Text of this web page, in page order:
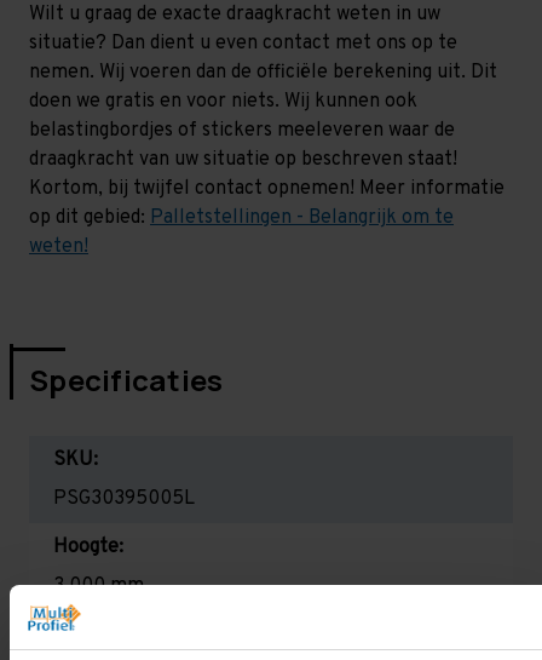
Wilt u graag de exacte draagkracht weten in uw
situatie? Dan dient u even contact met ons op te
nemen. Wij voeren dan de officiële berekening uit. Dit
doen we gratis en voor niets. Wij kunnen ook
belastingbordjes of stickers meeleveren waar de
draagkracht van uw situatie op beschreven staat!
Kortom, bij twijfel contact opnemen! Meer informatie
op dit gebied: Palletstellingen - Belangrijk om te
weten!
Specificaties
SKU:
PSG30395005L
Hoogte:
3.000 mm
Diepte: